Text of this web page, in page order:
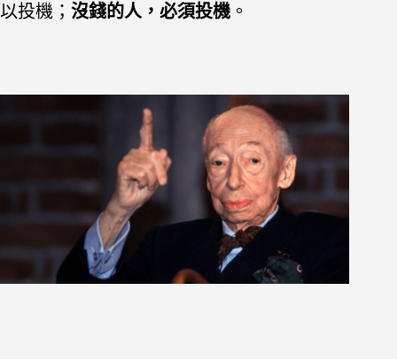
以投機； 沒錢的人，必須投機 。